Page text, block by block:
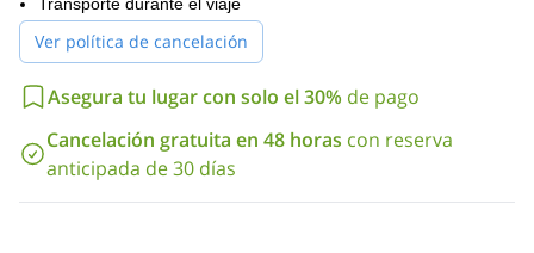
Piuquenes. En esta área, puedes sentir la esencia de una
memoria ancestral porque esuna de las primeras rutas de
El sendero tiene algunos momentos de subida (alrededor de 3
horas). Luego, pasaremos una gran morrena glaciar. Ahora es
momento de almorzar y descansar por un rato junto a un bonito
lago.
Ver política de cancelación
Asegura tu lugar con solo el 30% de pago
Cancelación gratuita en 48 horas con reserva
anticipada de 30 días